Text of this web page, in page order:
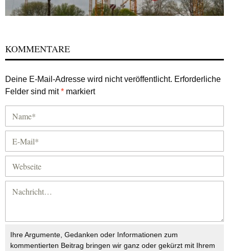
KOMMENTARE
Deine E-Mail-Adresse wird nicht veröffentlicht. Erforderliche
Felder sind mit* markiert
Ihre Argumente, Gedanken oder Informationen zum
kommentierten Beitrag bringen wir ganz oder gekürzt mit Ihrem